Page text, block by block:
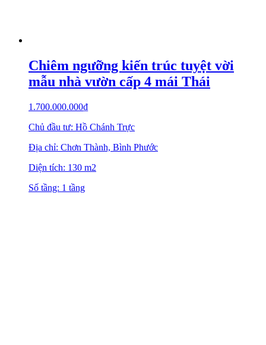
Chiêm ngưỡng kiến trúc tuyệt vời
mẫu nhà vườn cấp 4 mái Thái
1.700.000.000₫
Chủ đầu tư: Hồ Chánh Trực
Địa chỉ: Chơn Thành, Bình Phước
Diện tích: 130 m2
Số tầng: 1 tầng